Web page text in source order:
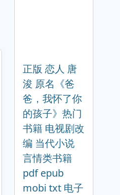
正版 恋人 唐
浚 原名《爸
爸，我怀了你
的孩子》热门
书籍 电视剧改
编 当代小说
言情类书籍
pdf epub
mobi txt 电子